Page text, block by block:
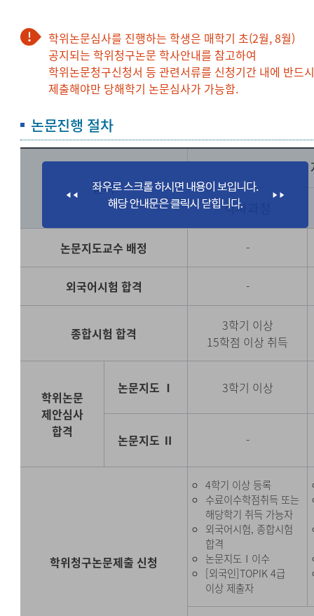
학위논문심사를 진행하는 학생은 매학기 초(2월, 8월)
공지되는 학위청구논문 학사안내를 참고하여
학위논문청구신청서 등 관련서류를 신청기간 내에 반드
제출해야만 당해학기 논문심사가 가능함.
논문진행 절차
절차
석사과정
논문지도교수 배정 -
외국어시험 합격 -
종합시험 합격
3학기 이상
15학점 이상 취득
학위논문
제안심사
합격
논문지도 Ⅰ 3학기 이상
논문지도 Ⅱ -
학위청구논문제출 신청
4학기 이상 등록
수료이수학점취득 또는
해당학기 취득 가능자
외국어시험, 종합시험
합격
논문지도Ⅰ이수
[외국인]TOPIK 4급
이상 제출자